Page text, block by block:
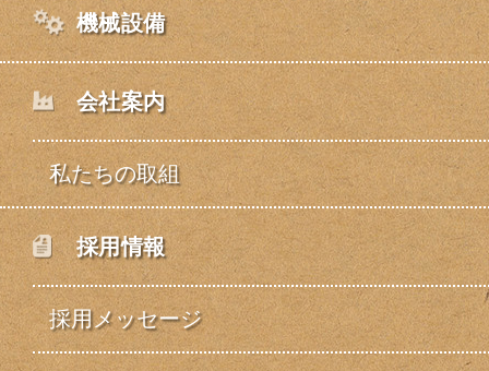
機械設備
会社案内
私たちの取組
採用情報
採用メッセージ